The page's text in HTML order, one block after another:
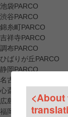
池袋PARCO
渋谷PARCO
錦糸町PARCO
吉祥寺PARCO
調布PARCO
ひばりが丘PARCO
静岡PARCO
名古屋PARCO
心斎橋PARCO
広島PARCO
福岡PARCO